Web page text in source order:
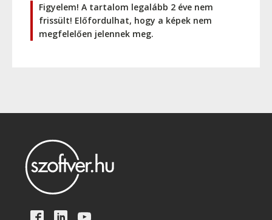
Figyelem! A tartalom legalább 2 éve nem
frissült! Előfordulhat, hogy a képek nem
megfelelően jelennek meg.